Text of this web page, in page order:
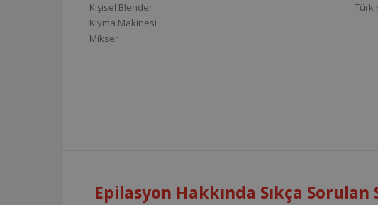
Kişisel Blender
Kıyma Makinesi
Mikser
Türk
Epilasyon Hakkında Sıkça Sorulan